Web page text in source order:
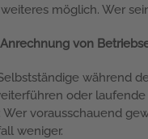
möglich. Wer
von
während
oder
Wer vorausschauend
weniger.